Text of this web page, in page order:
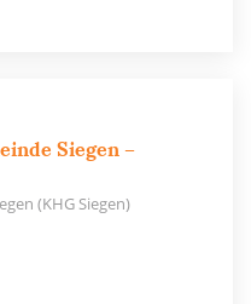
Siegen –
(KHG Siegen)